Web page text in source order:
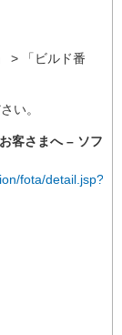
> 「ビルド番
い。
客さまへ – ソフ
fota/detail.jsp?